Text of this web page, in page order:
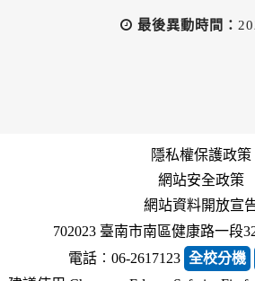
最後異動時間：
隱私權保護政策
網站安全政策
網站資料開放宣
702023 臺南市南區健康路一段
電話︰06-2617123 全校分機